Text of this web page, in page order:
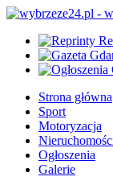
Strona główna
Sport
Motoryzacja
Ogłoszenia
Galerie